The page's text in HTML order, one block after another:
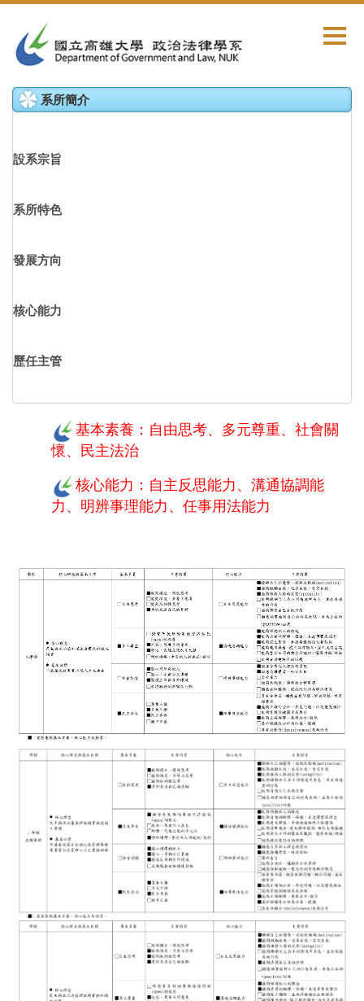
主
內
容
系所簡介
設系宗旨
系所特色
發展方向
核心能力
歷任主管
基本素養：自由思考、多元尊重、社會關
懷、民主法治
核心能力：自主反思能力、溝通協調能
力、明辨事理能力、任事用法能力